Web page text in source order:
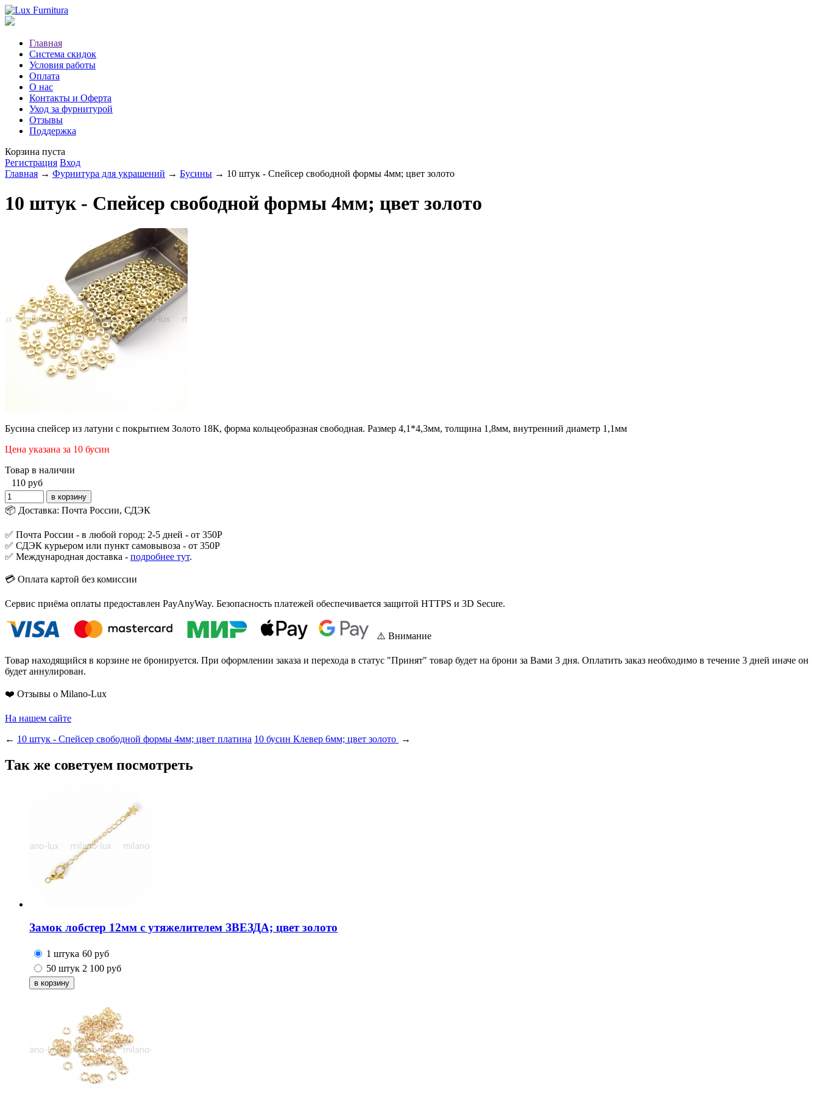
Главная
Система скидок
Условия работы
Оплата
О нас
Контакты и Оферта
Уход за фурнитурой
Отзывы
Поддержка
Корзина пуста
Регистрация Вход
Главная → Фурнитура для украшений → Бусины → 10 штук - Спейсер свободной формы 4мм; цвет золото
10 штук - Спейсер свободной формы 4мм; цвет золото
Бусина спейсер из латуни с покрытием Золото 18К, форма кольцеобразная свободная. Размер 4,1*4,3мм, толщина 1,8мм, внутренний диаметр 1,1мм
Цена указана за 10 бусин
Товар в наличии
110 руб
📦 Доставка: Почта России, СДЭК
✅ Почта России - в любой город: 2-5 дней - от 350Р
✅ СДЭК курьером или пункт самовывоза - от 350Р
✅ Международная доставка - подробнее тут.
💳 Оплата картой без комиссии
Сервис приёма оплаты предоставлен PayAnyWay. Безопасность платежей обеспечивается защитой HTTPS и 3D Secure.
⚠️ Внимание
Товар находящийся в корзине не бронируется. При оформлении заказа и перехода в статус "Принят" товар будет на брони за Вами 3 дня. Оплатить заказ необходимо в течение 3 дней иначе он
будет аннулирован.
❤️ Отзывы о Milano-Lux
На нашем сайте
← 10 штук - Спейсер свободной формы 4мм; цвет платина 10 бусин Клевер 6мм; цвет золото →
Так же советуем посмотреть
Замок лобстер 12мм с утяжелителем ЗВЕЗДА; цвет золото
1 штука 60 руб
50 штук 2 100 руб